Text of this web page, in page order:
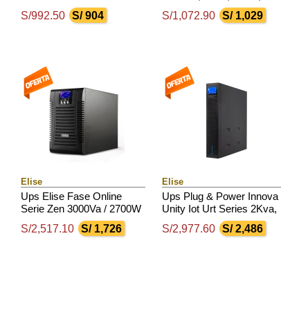
4 Tomas De Salida Nema
5-15 / Rs232 / Usb.
S/992.50 S/ 904
100V 300Vac, Display Lcd.
S/1,072.90 S/ 1,029
Elise
Ups Elise Fase Online
Serie Zen 3000Va / 2700W
/ 6 Tomas De Salida Nema
5-15 / Usb
S/2,517.10 S/ 1,726
Elise
Ups Plug & Power Innova
Unity Iot Urt Series 2Kva,
2000Va,2000W, 220V, Db-9
Rs 232 / Usb
S/2,977.60 S/ 2,486